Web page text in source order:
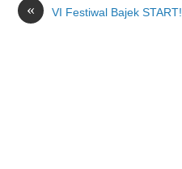
« VI Festiwal Bajek START!